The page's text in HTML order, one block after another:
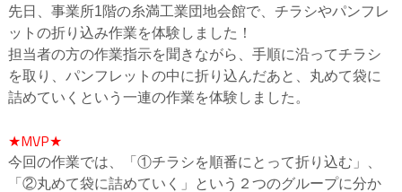
先日、事業所1階の糸満工業団地会館で、チラシやパンフレ
ットの折り込み作業を体験しました！
担当者の方の作業指示を聞きながら、手順に沿ってチラシ
を取り、パンフレットの中に折り込んだあと、丸めて袋に
詰めていくという一連の作業を体験しました。
★MVP★
今回の作業では、「①チラシを順番にとって折り込む」、
「②丸めて袋に詰めていく」という２つのグループに分か